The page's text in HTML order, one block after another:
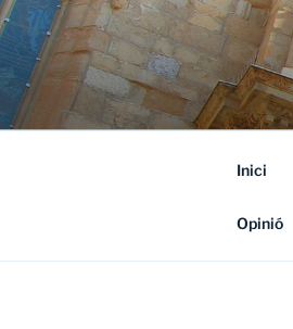
Vés
al
contingut
Inici
Opinió